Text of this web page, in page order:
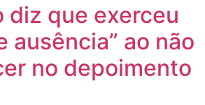
diz que exerceu
ausência” ao não
no depoimento